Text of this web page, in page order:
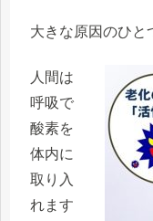
大きな原因のひと
人間は
呼吸で
酸素を
体内に
取り入
れます